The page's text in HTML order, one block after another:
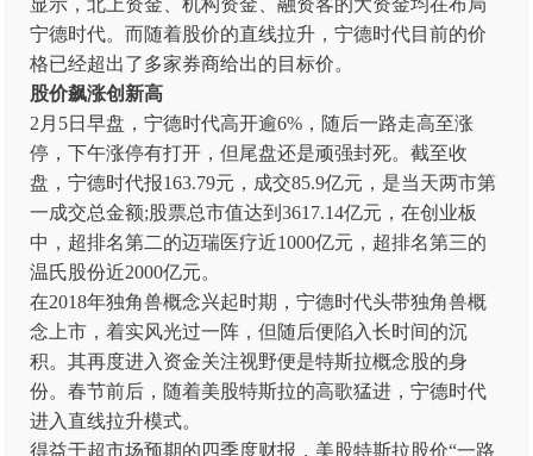
显示，北上资金、机构资金、融资客的大资金均在布局
宁德时代。而随着股价的直线拉升，宁德时代目前的价
格已经超出了多家券商给出的目标价。
股价飙涨创新高
2月5日早盘，宁德时代高开逾6%，随后一路走高至涨
停，下午涨停有打开，但尾盘还是顽强封死。截至收
盘，宁德时代报163.79元，成交85.9亿元，是当天两市第
一成交总金额;股票总市值达到3617.14亿元，在创业板
中，超排名第二的迈瑞医疗近1000亿元，超排名第三的
温氏股份近2000亿元。
在2018年独角兽概念兴起时期，宁德时代头带独角兽概
念上市，着实风光过一阵，但随后便陷入长时间的沉
积。其再度进入资金关注视野便是特斯拉概念股的身
份。春节前后，随着美股特斯拉的高歌猛进，宁德时代
进入直线拉升模式。
得益于超市场预期的四季度财报，美股特斯拉股价“一路